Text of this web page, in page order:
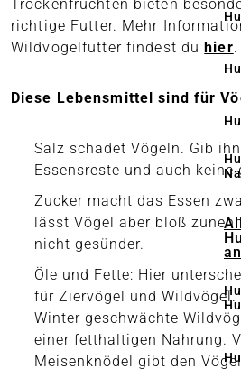
Trockenfrüchten bieten
richtige Futter. Mehr
Wildvogelfutter findest du hier.
Diese Lebensmittel sind für
Salz schadet Vögeln. Gib
Essensreste und auch keine
Zucker macht das Essen
lässt Vögel aber bloß
nicht gesünder.
Öle und Fette: Hier
für Ziervögel und Wildvögel.
Winter geschwächte
einer fetthaltigen Nahrung.
Meisenknödel gibt den